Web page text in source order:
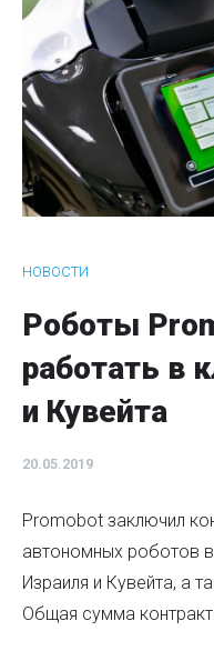
НОВОСТИ
Роботы
работать в
и Кувейта
20.05.2019
Promobot заключил
автономных роботов
Израиля и Кувейта, а
Общая сумма